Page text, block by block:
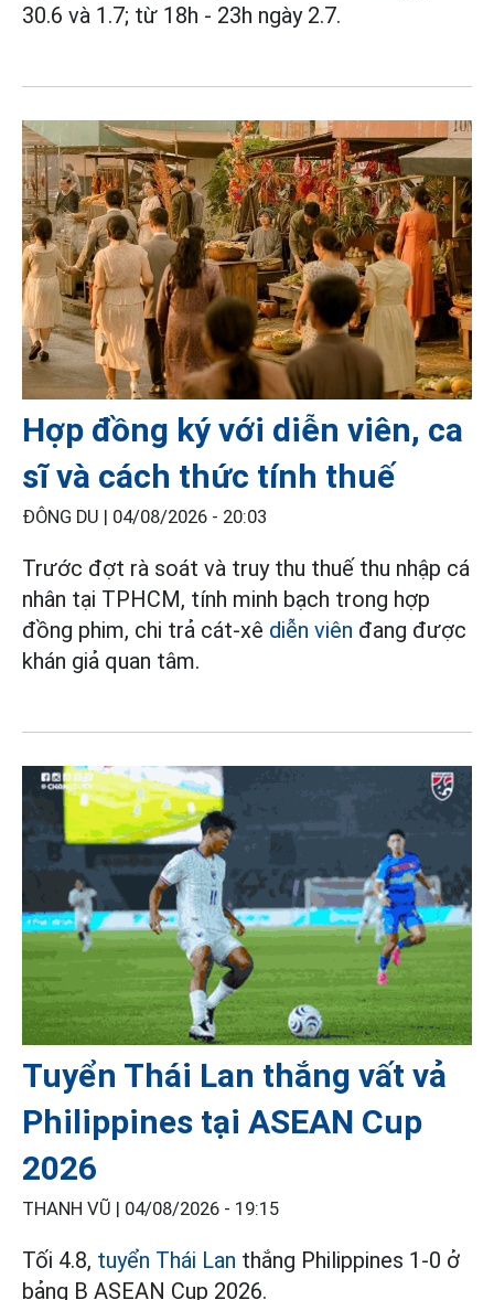
30.6 và 1.7; từ 18h - 23h ngày 2.7.
Hợp đồng ký với diễn viên, ca
sĩ và cách thức tính thuế
ĐÔNG DU | 04/08/2026 - 20:03
Trước đợt rà soát và truy thu thuế thu nhập cá
nhân tại TPHCM, tính minh bạch trong hợp
đồng phim, chi trả cát-xê diễn viên đang được
khán giả quan tâm.
Tuyển Thái Lan thắng vất vả
Philippines tại ASEAN Cup
2026
THANH VŨ | 04/08/2026 - 19:15
Tối 4.8, tuyển Thái Lan thắng Philippines 1-0 ở
bảng B ASEAN Cup 2026.